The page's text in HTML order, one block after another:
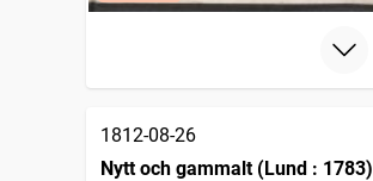
1812-08-26
Nytt och gammalt (Lund : 1783)